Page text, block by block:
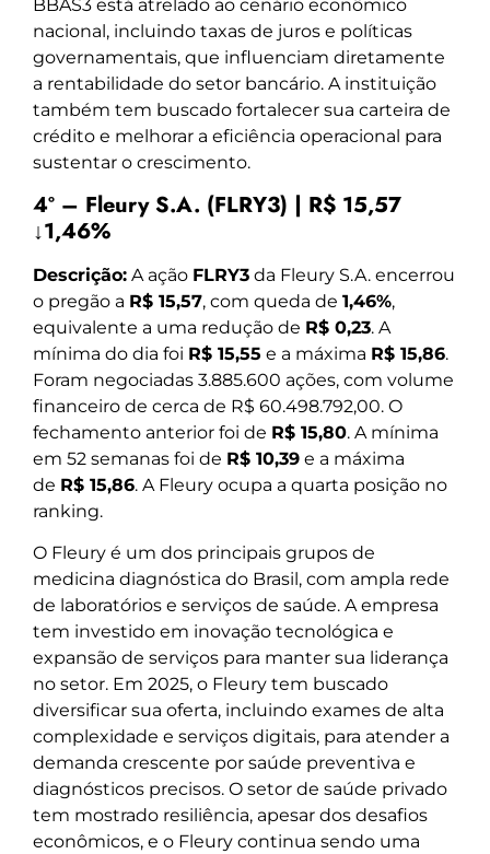
BBAS3 está atrelado ao cenário econômico
nacional, incluindo taxas de juros e políticas
governamentais, que influenciam diretamente
a rentabilidade do setor bancário. A instituição
também tem buscado fortalecer sua carteira de
crédito e melhorar a eficiência operacional para
sustentar o crescimento.
4º – Fleury S.A. (FLRY3) | R$ 15,57
↓1,46%
Descrição: A ação FLRY3 da Fleury S.A. encerrou
o pregão a R$ 15,57, com queda de 1,46%,
equivalente a uma redução de R$ 0,23. A
mínima do dia foi R$ 15,55 e a máxima R$ 15,86.
Foram negociadas 3.885.600 ações, com volume
financeiro de cerca de R$ 60.498.792,00. O
fechamento anterior foi de R$ 15,80. A mínima
em 52 semanas foi de R$ 10,39 e a máxima
de R$ 15,86. A Fleury ocupa a quarta posição no
ranking.
O Fleury é um dos principais grupos de
medicina diagnóstica do Brasil, com ampla rede
de laboratórios e serviços de saúde. A empresa
tem investido em inovação tecnológica e
expansão de serviços para manter sua liderança
no setor. Em 2025, o Fleury tem buscado
diversificar sua oferta, incluindo exames de alta
complexidade e serviços digitais, para atender a
demanda crescente por saúde preventiva e
diagnósticos precisos. O setor de saúde privado
tem mostrado resiliência, apesar dos desafios
econômicos, e o Fleury continua sendo uma